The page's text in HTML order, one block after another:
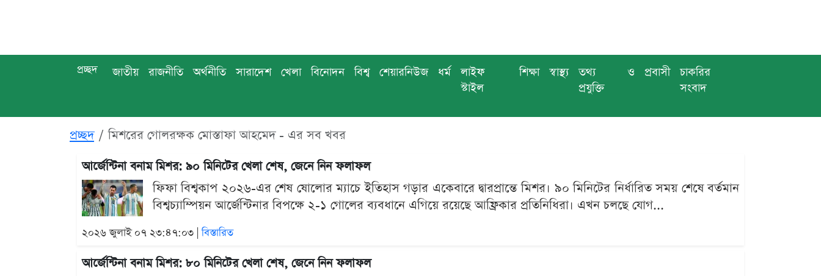
প্রচ্ছদ জাতীয় রাজনীতি অর্থনীতি সারাদেশ খেলা বিনোদন বিশ্ব শেয়ারনিউজ ধর্ম
লাইফ
স্টাইল
শিক্ষা স্বাস্থ্য
তথ্য ও
প্রযুক্তি
প্রবাসী
চাকরির
সংবাদ
প্রচ্ছদ মিশরের গোলরক্ষক মোস্তাফা আহমেদ - এর সব খবর
আর্জেন্টিনা বনাম মিশর: ৯০ মিনিটের খেলা শেষ, জেনে নিন ফলাফল
ফিফা বিশ্বকাপ ২০২৬-এর শেষ ষোলোর ম্যাচে ইতিহাস গড়ার একেবারে দ্বারপ্রান্তে মিশর। ৯০ মিনিটের নির্ধারিত সময় শেষে বর্তমান
বিশ্বচ্যাম্পিয়ন আর্জেন্টিনার বিপক্ষে ২-১ গোলের ব্যবধানে এগিয়ে রয়েছে আফ্রিকার প্রতিনিধিরা। এখন চলছে যোগ...
২০২৬ জুলাই ০৭ ২৩:৪৭:০৩ |বিস্তারিত
আর্জেন্টিনা বনাম মিশর: ৮০ মিনিটের খেলা শেষ, জেনে নিন ফলাফল